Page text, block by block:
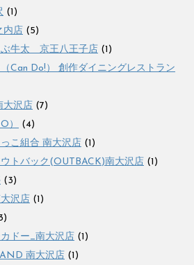
(1)
内店 (5)
ぶ牛太 京王八王子店 (1)
Can Do!） 創作ダイニングレストラン
大沢店 (7)
）
(4)
こ組合 南大沢店 (1)
ウトバック(OUTBACK)南大沢店 (1)
(3)
沢店 (1)
ドー_南大沢店 (1)
南大沢店 (1)